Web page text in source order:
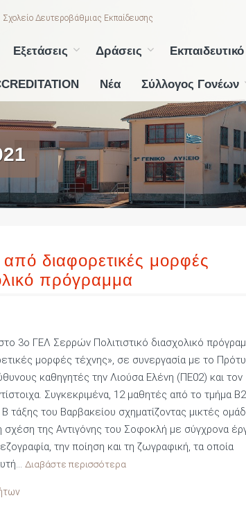
Σχολείο Δευτεροβάθμιας Εκπαίδευσης
Εξετάσεις Δράσεις Εκπαιδευτικό
Νέα Σύλλογος Γονέων
διαφορετικές μορφές
πρόγραμμα
3ο ΓΕΛ Σερρών Πολιτιστικό διασχολικό
μορφές τέχνης», σε συνεργασία με το
καθηγητές την Λιούσα Ελένη (ΠΕ02) και τον
Συγκεκριμένα, 12 μαθητές από το τμήμα
τάξης του Βαρβακείου σχηματίζοντας μικτές
σχέση της Αντιγόνης του Σοφοκλή με σύγχρονα
την ποίηση και τη ζωγραφική, τα οποία
Διαβάστε περισσότερα